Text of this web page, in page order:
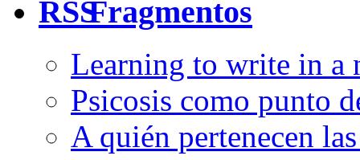
Fragmentos
Learning to write in a
Psicosis como punto
A quién pertenecen